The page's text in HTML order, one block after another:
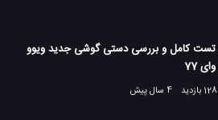
تست کامل و بررسی دستی گوشی جدید ویوو
وای 77
128 بازدید
4 سال پیش